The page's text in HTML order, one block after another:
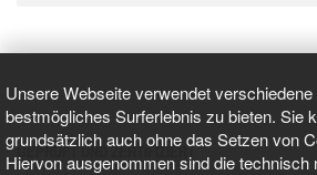
Unsere Webseite verwendet
bestmögliches Surferlebnis zu bieten. Sie
grundsätzlich auch ohne das Setzen von
Hiervon ausgenommen sind die technisch
GEPRÜFT UND ZERTIFIZIERT